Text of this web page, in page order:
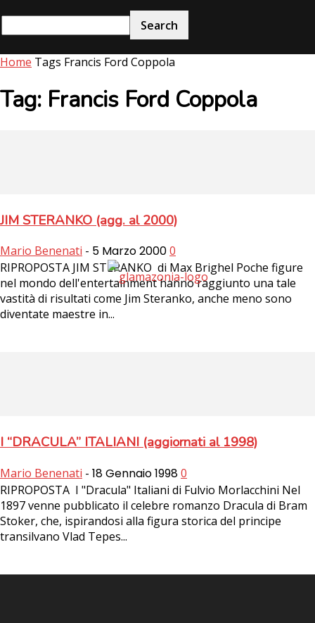
Home Tags Francis Ford Coppola
Tag: Francis Ford Coppola
JIM STERANKO (agg. al 2000)
Mario Benenati - 5 Marzo 20000
RIPROPOSTA JIM STERANKO di Max Brighel Poche figure
nel mondo dell'entertainment hanno raggiunto una tale
vastità di risultati come Jim Steranko, anche meno sono
diventate maestre in...
I “DRACULA” ITALIANI (aggiornati al 1998)
Mario Benenati - 18 Gennaio 19980
RIPROPOSTA I "Dracula" Italiani di Fulvio Morlacchini Nel
1897 venne pubblicato il celebre romanzo Dracula di Bram
Stoker, che, ispirandosi alla figura storica del principe
transilvano Vlad Tepes...